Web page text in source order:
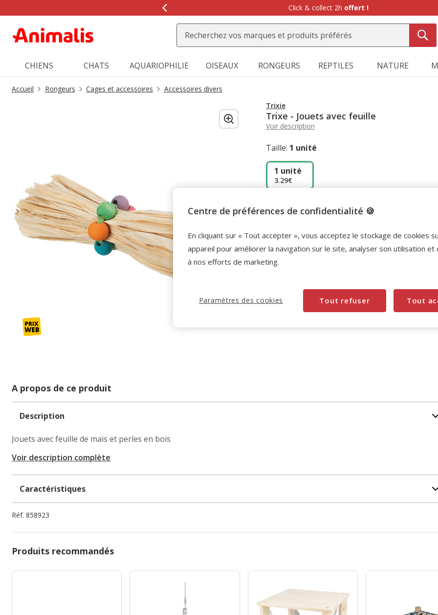
de
message,
Click & collect 2h offert !
CHIENS CHATS AQUARIOPHILIE OISEAUX RONGEURS REPTILES NATURE
Accueil Rongeurs Cages et accessoires
Accessoires divers
Trixie
Trixe - Jouets avec feuille
Voir description
Taille: 1 unité
1 unité
3.29€
A propos de ce produit
Description
Jouets avec feuille de maïs et perles en bois
Voir description complète
Caractéristiques
Réf. 858923
Produits recommandés
Centre de préférences de confidentialité 🍪
En cliquant sur « Tout accepter », vous acceptez le stockage de cookies
appareil pour améliorer la navigation sur le site, analyser son utilisation et
à nos efforts de marketing.
Tout refuser Tout
Paramètres des cookies